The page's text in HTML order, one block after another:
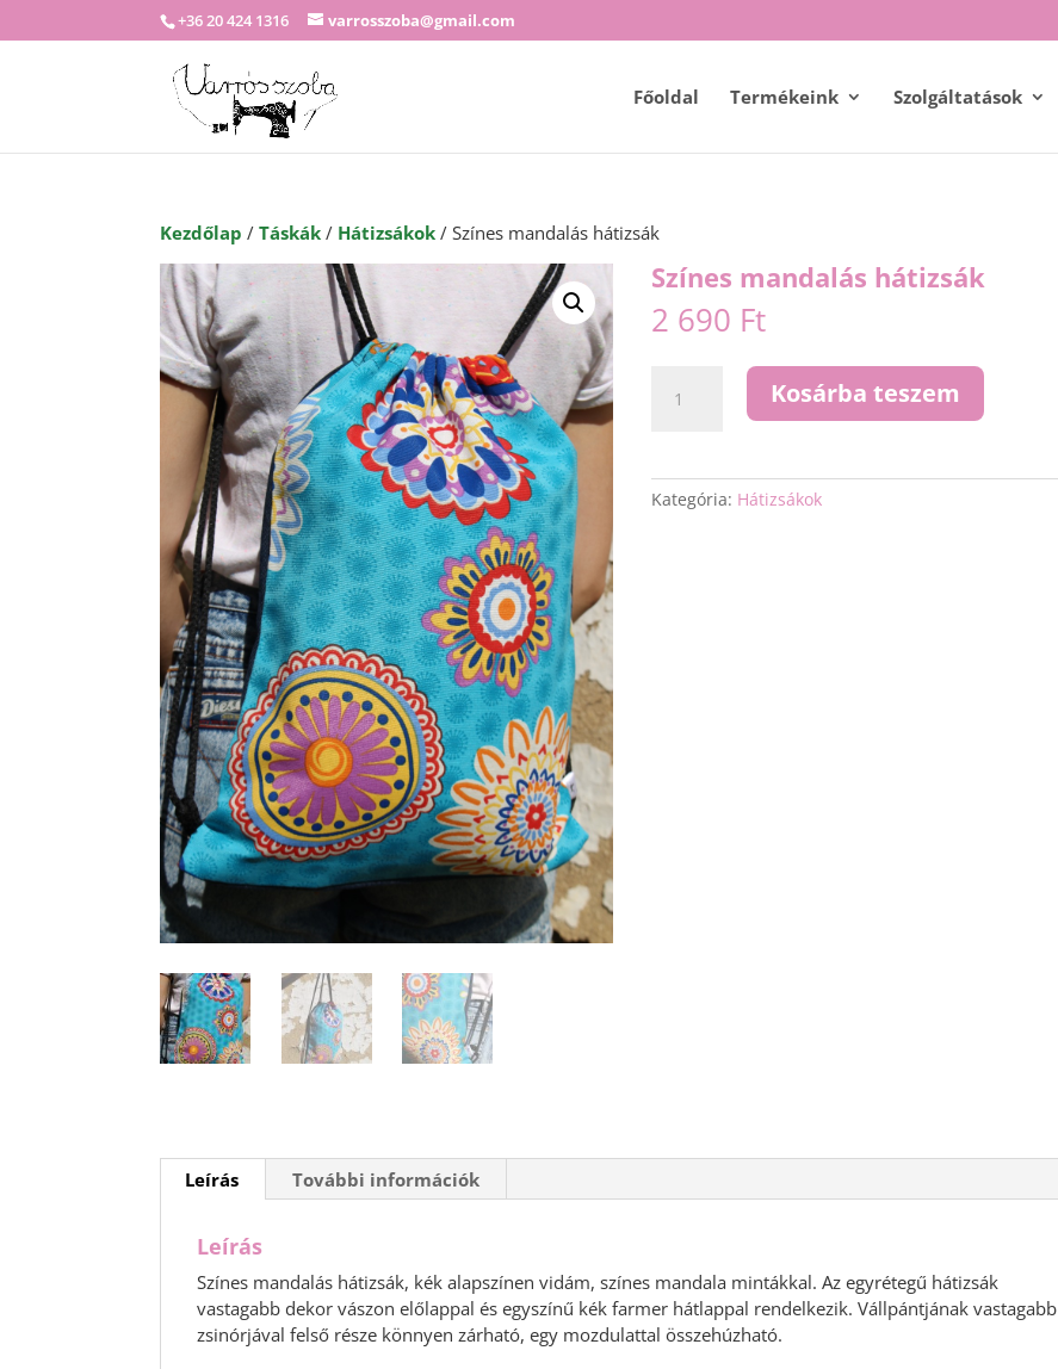
+36 20 424 1316 varrosszoba@gmail.com
Főoldal Termékeink Szolgáltatások
Kezdőlap /Táskák / Hátizsákok / Színes mandalás hátizsák
Színes mandalás hátizsák
2 690 Ft
mandalás
Kosárba teszem
Kategória: Hátizsákok
Leírás További információk
Leírás
Színes mandalás hátizsák, kék alapszínen vidám, színes mandala mintákkal. Az egyrétegű hátizsák
vastagabb dekor vászon előlappal és egyszínű kék farmer hátlappal rendelkezik. Vállpántjának vastagabb
zsinórjával felső része könnyen zárható, egy mozdulattal összehúzható.